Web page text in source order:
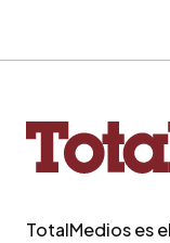
TotalMedios es